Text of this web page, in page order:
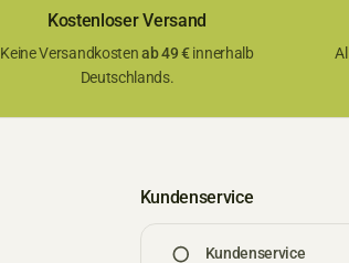
Kostenloser Versand
Keine Versandkostenab 49 €innerhalb
Deutschlands.
Kundenservice
Kundenservice